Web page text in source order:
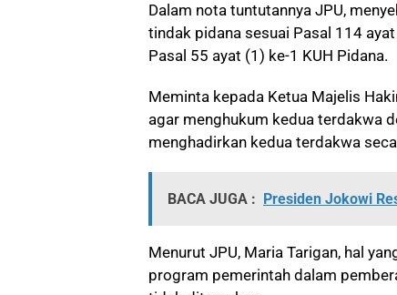
Dalam nota tuntutannya JPU,
tindak pidana sesuai Pasal 114
Pasal 55 ayat (1) ke-1 KUH Pidana.
Meminta kepada Ketua Majelis
agar menghukum kedua terdakwa
menghadirkan kedua terdakwa
BACA JUGA : Presiden Jokowi
Menurut JPU, Maria Tarigan, hal
program pemerintah dalam